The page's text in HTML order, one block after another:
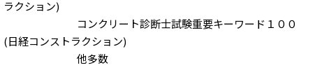
ラクション)
コンクリート診断士試験重要キーワード１００
(日経コンストラクション)
他多数